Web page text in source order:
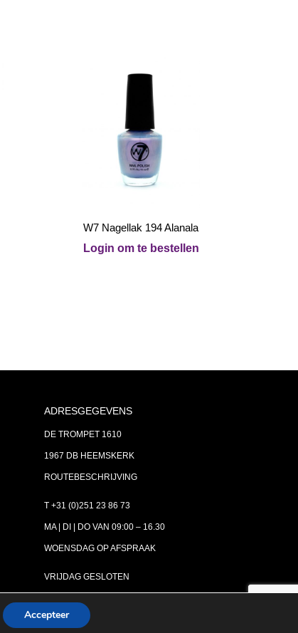
W7 Nagellak 194 Alanala
Login om te bestellen
ADRESGEGEVENS
DE TROMPET 1610
1967 DB HEEMSKERK
ROUTEBESCHRIJVING
T +31 (0)251 23 86 73
MA | DI | DO VAN 09:00 – 16.30
WOENSDAG OP AFSPRAAK
VRIJDAG GESLOTEN
Accepteer